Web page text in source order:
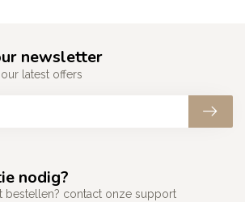
nodig?
bestellen? contact onze support
newsletter
latest offers